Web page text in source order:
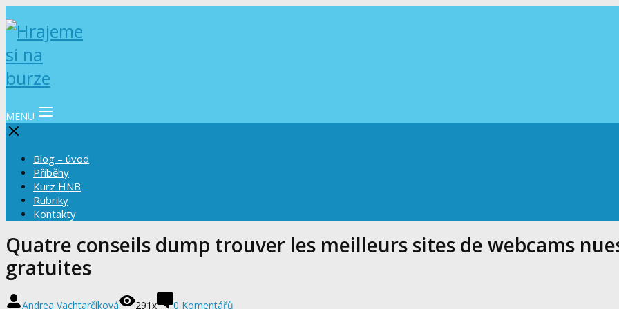
MENU
Blog – úvod
Příběhy
Kurz HNB
Rubriky
Kontakty
Quatre conseils dump trouver les meilleurs sites de webcams
gratuites
Andrea Vachtarčíková 291x 0 Komentářů